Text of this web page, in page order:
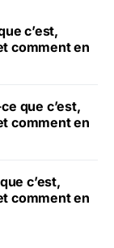
c’est,
comment en
que c’est,
comment en
c’est,
comment en